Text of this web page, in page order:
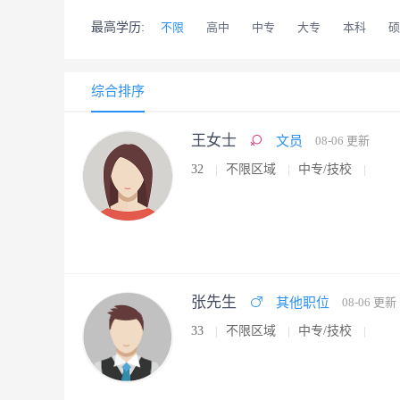
最高学历: 不限 高中 中专 大专 本科
综合排序
王女士 文员 08-06 更新
32 不限区域 中专/技校
张先生 其他职位 08-06 更新
33 不限区域 中专/技校